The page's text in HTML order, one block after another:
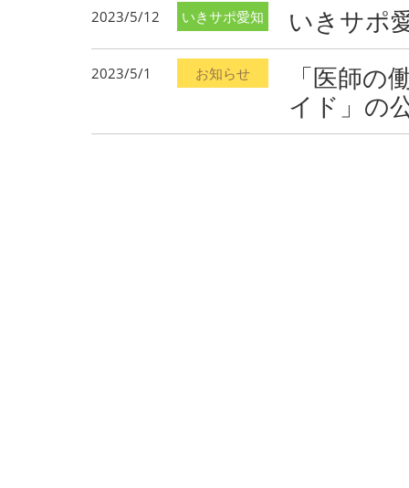
2023/5/12 いきサポ愛知 いきサポ
2023/5/1 お知らせ
「医師の
イド」の